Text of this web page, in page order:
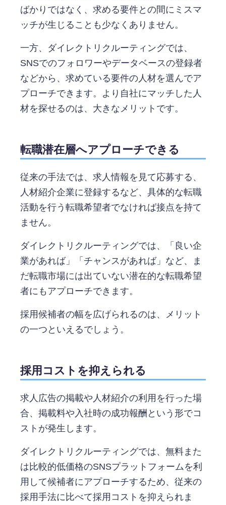
ばかりではなく、求める要件との間にミスマ
ッチが生じることも少なくありません。
一方、ダイレクトリクルーティングでは、
SNSでのフォロワーやデータベースの登録者
などから、求めている要件の人材を選んでア
プローチできます。より自社にマッチした人
材を探せるのは、大きなメリットです。
転職潜在層へアプローチできる
従来の手法では、求人情報を見て応募する、
人材紹介企業に登録するなど、具体的な転職
活動を行う転職希望者でなければ接点を持て
ません。
ダイレクトリクルーティングでは、「良い企
業があれば」「チャンスがあれば」など、ま
だ転職市場には出ていない潜在的な転職希望
者にもアプローチできます。
採用候補者の幅を広げられるのは、メリット
の一つといえるでしょう。
採用コストを抑えられる
求人広告の掲載や人材紹介の利用を行った場
合、掲載料や入社時の成功報酬という形でコ
ストが発生します。
ダイレクトリクルーティングでは、無料また
は比較的低価格のSNSプラットフォームを利
用して候補者にアプローチするため、従来の
採用手法に比べて採用コストを抑えられま